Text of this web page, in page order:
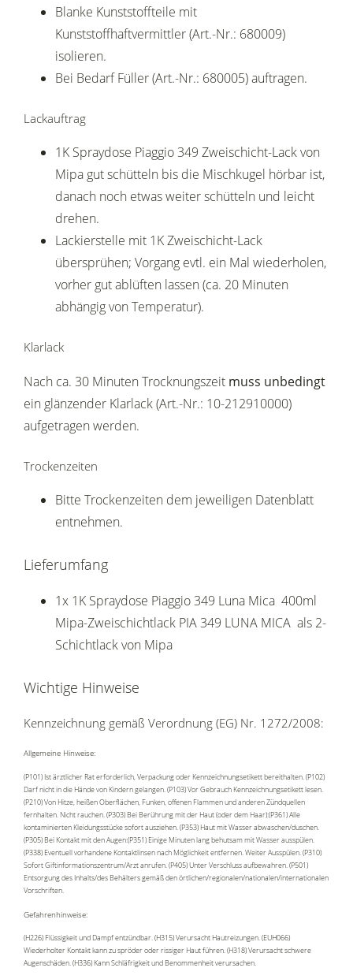
Blanke Kunststoffteile mit
Kunststoffhaftvermittler (Art.-Nr.: 680009)
isolieren.
Bei Bedarf Füller (Art.-Nr.: 680005) auftragen.
Lackauftrag
1K Spraydose Piaggio 349 Zweischicht-Lack von
Mipa gut schütteln bis die Mischkugel hörbar ist,
danach noch etwas weiter schütteln und leicht
drehen.
Lackierstelle mit 1K Zweischicht-Lack
übersprühen; Vorgang evtl. ein Mal wiederholen,
vorher gut ablüften lassen (ca. 20 Minuten
abhängig von Temperatur).
Klarlack
Nach ca. 30 Minuten Trocknungszeit muss unbedingt
ein glänzender Klarlack (Art.-Nr.: 10-212910000)
aufgetragen werden.
Trockenzeiten
Bitte Trockenzeiten dem jeweiligen Datenblatt
entnehmen.
Lieferumfang
1x 1K Spraydose Piaggio 349 Luna Mica 400ml
Mipa-Zweischichtlack PIA 349 LUNA MICA als 2-
Schichtlack von Mipa
Wichtige Hinweise
Kennzeichnung gemäß Verordnung (EG) Nr. 1272/2008:
Allgemeine Hinweise:
(P101) Ist ärztlicher Rat erforderlich, Verpackung oder Kennzeichnungsetikett bereithalten. (P102)
Darf nicht in die Hände von Kindern gelangen. (P103) Vor Gebrauch Kennzeichnungsetikett lesen.
(P210) Von Hitze, heißen Oberflächen, Funken, offenen Flammen und anderen Zündquellen
fernhalten. Nicht rauchen. (P303) Bei Berührung mit der Haut (oder dem Haar):(P361) Alle
kontaminierten Kleidungsstücke sofort ausziehen. (P353) Haut mit Wasser abwaschen/duschen.
(P305) Bei Kontakt mit den Augen:(P351) Einige Minuten lang behutsam mit Wasser ausspülen.
(P338) Eventuell vorhandene Kontaktlinsen nach Möglichkeit entfernen. Weiter Ausspülen. (P310)
Sofort Giftinformationszentrum/Arzt anrufen. (P405) Unter Verschluss aufbewahren. (P501)
Entsorgung des Inhalts/des Behälters gemäß den örtlichen/regionalen/nationalen/internationalen
Vorschriften.
Gefahrenhinweise:
(H226) Flüssigkeit und Dampf entzündbar. (H315) Verursacht Hautreizungen. (EUH066)
Wiederholter Kontakt kann zu spröder oder rissiger Haut führen. (H318) Verursacht schwere
Augenschäden. (H336) Kann Schläfrigkeit und Benommenheit verursachen.